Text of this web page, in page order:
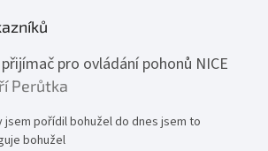
pro ovládání pohonů NICE
produktu je 1 z 5 hvězdiček.
Perůtka
pořídil bohužel do dnes jsem to
bohužel